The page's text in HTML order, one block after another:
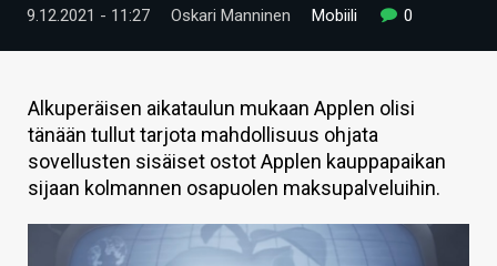
TECHBBS
HINTA.FI
KAUPPA
VAIHDA TEEMA
9.12.2021 - 11:27 Oskari Manninen Mobiili 0
Alkuperäisen aikataulun mukaan Applen olisi
tänään tullut tarjota mahdollisuus ohjata
sovellusten sisäiset ostot Applen kauppapaikan
sijaan kolmannen osapuolen maksupalveluihin.